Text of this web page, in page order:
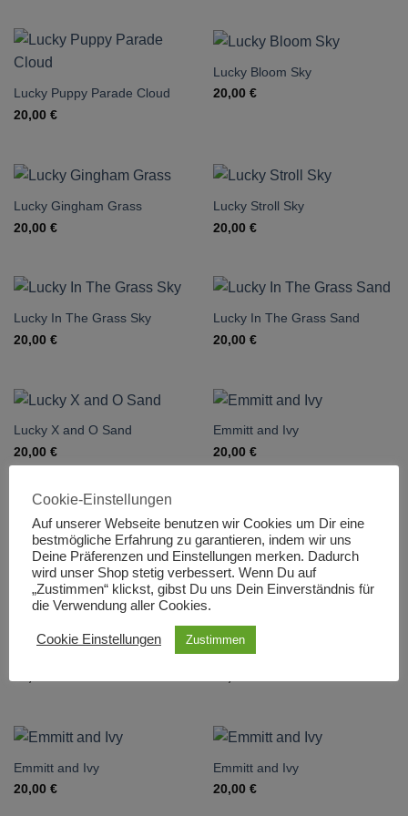
Lucky Puppy Parade Cloud
20,00 €
Lucky Bloom Sky
20,00 €
Lucky Gingham Grass
20,00 €
Lucky Stroll Sky
20,00 €
Lucky In The Grass Sky
20,00 €
Lucky In The Grass Sand
20,00 €
Lucky X and O Sand
20,00 €
Emmitt and Ivy
20,00 €
Emmitt and Ivy
20,00€
Emmitt and Ivy
20,00 €
Emmitt and Ivy
Emmitt and Ivy
20,00 €
Emmitt and Ivy
20,00 €
Cookie-Einstellungen
Auf unserer Webseite benutzen wir Cookies um Dir eine
bestmögliche Erfahrung zu garantieren, indem wir uns
Deine Präferenzen und Einstellungen merken. Dadurch
wird unser Shop stetig verbessert. Wenn Du auf
„Zustimmen“ klickst, gibst Du uns Dein Einverständnis für
die Verwendung aller Cookies.
Cookie Einstellungen Zustimmen